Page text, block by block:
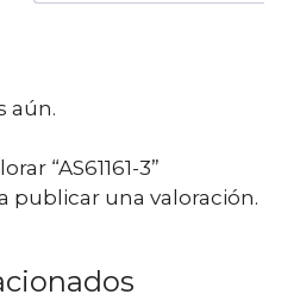
aún.
“AS61161-3”
publicar una valoración.